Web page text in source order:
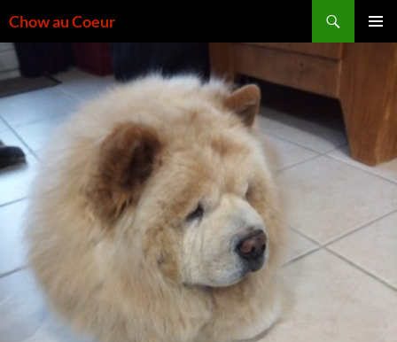
au
contenu
Chow au Coeur